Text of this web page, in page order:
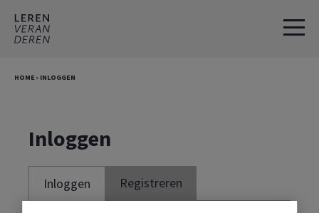
naar
naar
HOME› INLOGGEN
Inloggen
Inloggen Registreren